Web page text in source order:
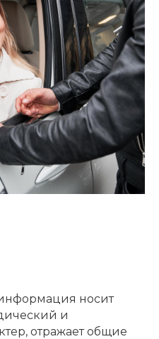
носит
и
отражает общие